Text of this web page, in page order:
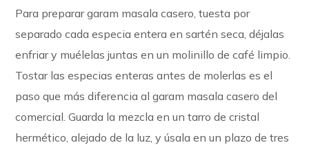
Para preparar garam masala casero, tuesta por
separado cada especia entera en sartén seca, déjalas
enfriar y muélelas juntas en un molinillo de café limpio.
Tostar las especias enteras antes de molerlas es el
paso que más diferencia al garam masala casero del
comercial. Guarda la mezcla en un tarro de cristal
hermético, alejado de la luz, y úsala en un plazo de tres